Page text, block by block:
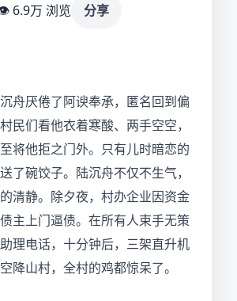
6.9万 浏览 分享
舟厌倦了阿谀奉承，匿名回到偏
民们看他衣着寒酸、两手空空，
将他拒之门外。只有儿时暗恋的
了碗饺子。陆沉舟不仅不生气，
清静。除夕夜，村办企业因资金
主上门逼债。在所有人束手无策
理电话，十分钟后，三架直升机
降山村，全村的鸡都惊呆了。